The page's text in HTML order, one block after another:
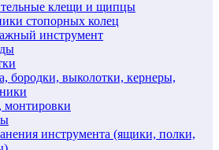
клещи и щипцы
стопорных колец
инструмент
бородки, выколотки, кернеры,
инструмента (ящики, полки,